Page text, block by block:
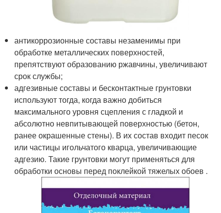
антикоррозионные составы незаменимы при
обработке металлических поверхностей,
препятствуют образованию ржавчины, увеличивают
срок службы;
адгезивные составы и бесконтактные грунтовки
используют тогда, когда важно добиться
максимального уровня сцепления с гладкой и
абсолютно невпитывающей поверхностью (бетон,
ранее окрашенные стены). В их состав входит песок
или частицы игольчатого кварца, увеличивающие
адгезию. Такие грунтовки могут применяться для
обработки основы перед поклейкой тяжелых обоев .